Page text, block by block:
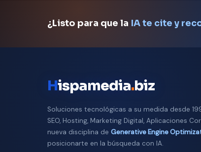
¿Listo para que la IA te cite y
Hispamedia.biz
Soluciones tecnológicas a su medida desde
SEO, Hosting, Marketing Digital, Aplicaciones
nueva disciplina de Generative Engine
posicionarte en la búsqueda con IA.